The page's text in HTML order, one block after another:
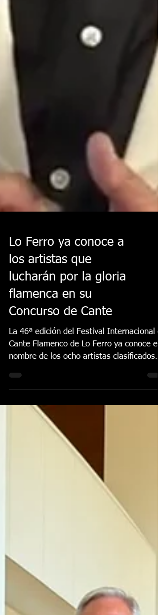
Lo Ferro ya conoce a
los artistas que
lucharán por la gloria
flamenca en su
Concurso de Cante
La 46ª edición del Festival Internacional
Cante Flamenco de Lo Ferro ya conoce el
Cante tras la reunión mantenida por el
jurado en la noche del miércoles 8 de
de 2026 en la sede de la peña ferreña.
Tras la disputa de las cinco pruebas
selectivas celebradas durante los cuatro
sábados del mes de junio y el primero de
julio en el patio de la Peña Flamenca
“Melón de Oro”, por el que han pasad